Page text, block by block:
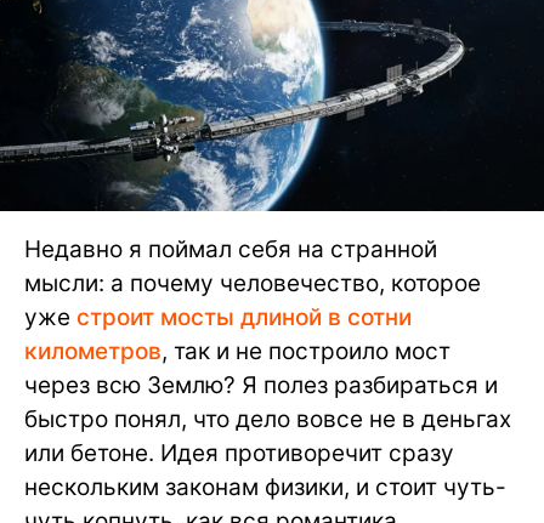
Недавно я поймал себя на странной
мысли: а почему человечество, которое
уже строит мосты длиной в сотни
километров, так и не построило мост
через всю Землю? Я полез разбираться и
быстро понял, что дело вовсе не в деньгах
или бетоне. Идея противоречит сразу
нескольким законам физики, и стоит чуть-